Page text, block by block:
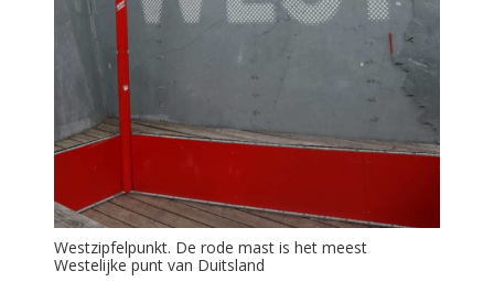
Westzipfelpunkt. De rode mast is het meest
Westelijke punt van Duitsland